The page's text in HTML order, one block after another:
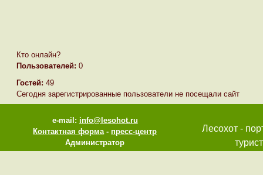
Кто онлайн?
Пользователей: 0
Гостей: 49
Сегодня зарегистрированные пользователи не посещали сайт
e-mail: info@lesohot.ru
Контактная форма-пресс-центр
Администратор
Лесохот -